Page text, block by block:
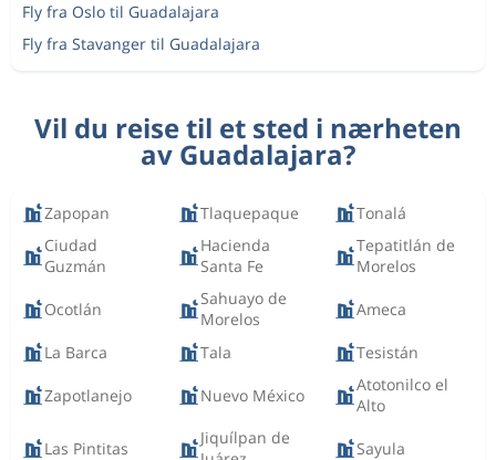
Fly fra Oslo til Guadalajara
Fly fra Stavanger til Guadalajara
Vil du reise til et sted i nærheten
av Guadalajara?
Zapopan Tlaquepaque
Tonalá
Ciudad
Guzmán
Hacienda
Santa Fe
Tepatitlán de
Morelos
Ocotlán
Sahuayo de
Morelos
Ameca
La Barca Tala Tesistán
Zapotlanejo Nuevo México
Atotonilco el
Alto
Las Pintitas
Jiquílpan de
Sayula